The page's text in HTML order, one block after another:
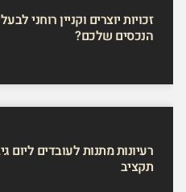
זכויות יוצרים וקניין רוחני
הנכסים שלכם?
רעיונות מתנות לעובדים ליום
תקציב